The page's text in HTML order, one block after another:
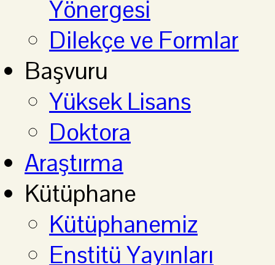
Yönergesi
Dilekçe ve Formlar
Başvuru
Yüksek Lisans
Doktora
Araştırma
Kütüphane
Kütüphanemiz
Enstitü Yayınları